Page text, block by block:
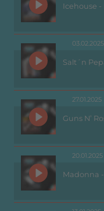
Icehouse -
03.02.2025
Salt´n
27.01.2025
Guns N’
20.01.2025
Madonna